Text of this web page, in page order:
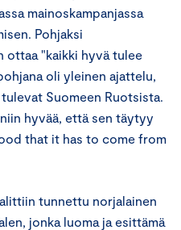
mainoskampanjassa
Pohjaksi
ottaa "kaikki hyvä tulee
oli yleinen ajattelu,
Suomeen Ruotsista.
hyvää, että sen täytyy
that it has to come from
tunnettu norjalainen
jonka luoma ja esittämä